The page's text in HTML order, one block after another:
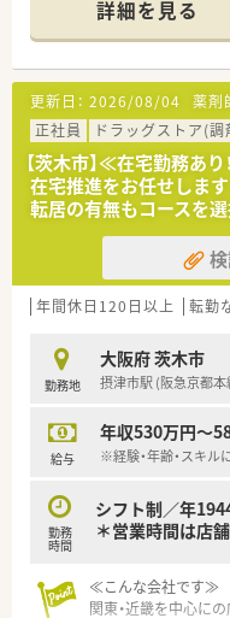
講可能な研修も幅広
■店舗で活躍する従
となる従業員など、
を用意されています
■総合薬剤師・調剤薬
の働き方を選択でき
■調剤併設型だけでな
地内薬局」「訪問調
ます
■在宅医療にも積極的
50店舗以上、無菌調
■「プラチナくるみ
法人部門）認定」等
されています
があるのも特徴です
詳細を見る
更新日： 2026/08/04 薬剤
正社員
ドラッグストア(調
【茨木市】≪在宅勤務あ
在宅推進をお任せしま
転居の有無もコースを選
年間休日120日以上 転勤
勤務地
大阪府 茨木市
摂津市駅 (阪急京都
給与
年収530万円～
※経験・年齢・スキル
勤務
時間
シフト制／年
＊営業時間は店
≪こんな会社です≫
関東・近畿を中心に